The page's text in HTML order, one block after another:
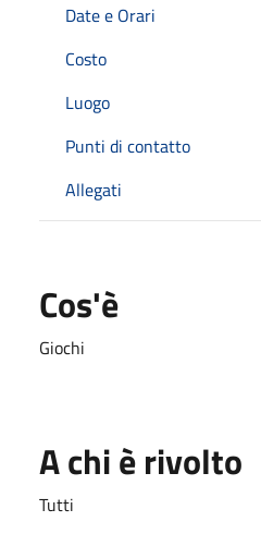
Date e Orari
Costo
Luogo
Punti di contatto
Allegati
Cos'è
Giochi
A chi è rivolto
Tutti